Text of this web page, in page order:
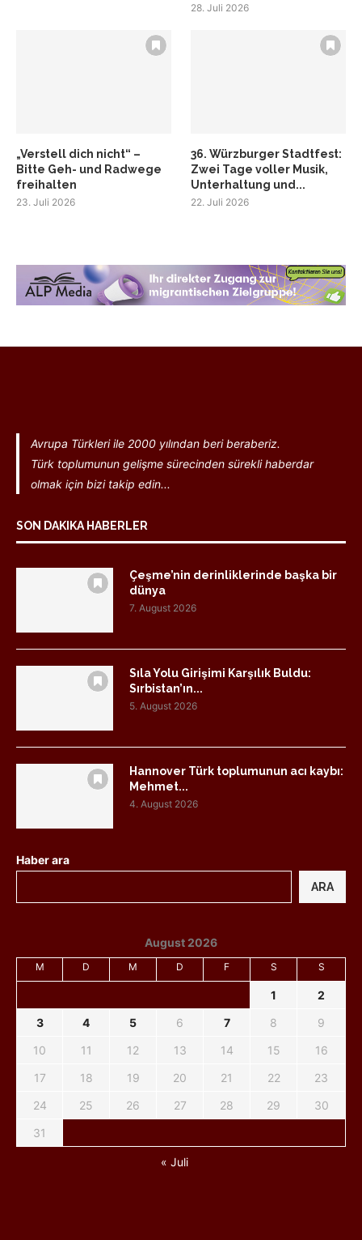
28. Juli 2026
„Verstell dich nicht“ –
Bitte Geh- und Radwege
freihalten
23. Juli 2026
36. Würzburger Stadtfest:
Zwei Tage voller Musik,
Unterhaltung und...
22. Juli 2026
Avrupa Türkleri ile 2000 yılından beri beraberiz.
Türk toplumunun gelişme sürecinden sürekli haberdar
olmak için bizi takip edin...
SON DAKIKA HABERLER
Çeşme’nin derinliklerinde başka bir
dünya
7. August 2026
Sıla Yolu Girişimi Karşılık Buldu:
Sırbistan’ın...
5. August 2026
Hannover Türk toplumunun acı kaybı:
Mehmet...
4. August 2026
Haber ara
ARA
August 2026
M D M D F S S
1
2
3
4 5 6 7 8
9
10
11 12 13 14 15
16
17
18 19 20 21 22
23
24
25 26 27 28 29
30
31
« Juli